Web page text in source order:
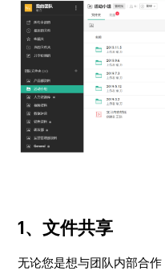
1、文件共享
无论您是想与团队内部合